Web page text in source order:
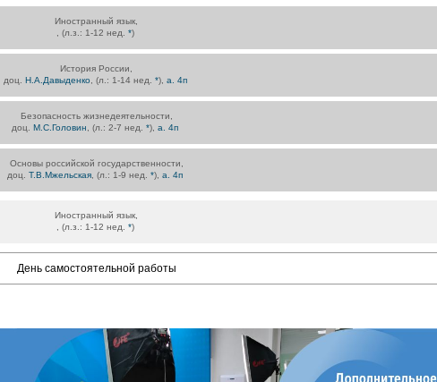
Иностранный язык,
, (л.з.: 1-12 нед. *)
История России,
доц. Н.А.Давыденко , (л.: 1-14 нед. *), а. 4п
Безопасность жизнедеятельности,
доц. М.С.Головин , (л.: 2-7 нед. *), а. 4п
Основы российской государственности,
доц. Т.В.Мжельская , (л.: 1-9 нед. *), а. 4п
Иностранный язык,
, (л.з.: 1-12 нед. *)
День самостоятельной работы